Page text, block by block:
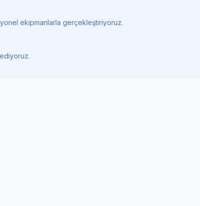
ekipmanlarla gerçekleştiriyoruz.